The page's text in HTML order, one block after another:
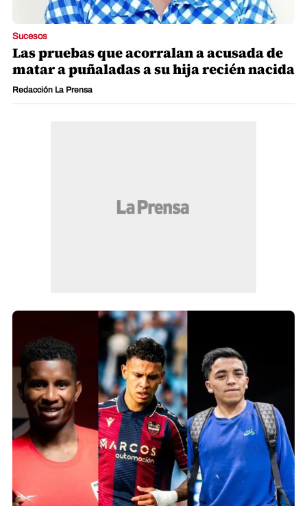
Sucesos
Las pruebas que acorralan a acusada de
matar a puñaladas a su hija recién nacida
Redacción La Prensa